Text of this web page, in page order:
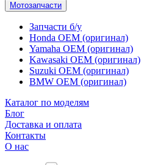
Мотозапчасти
Запчасти б/у
Honda OEM (оригинал)
Yamaha OEM (оригинал)
Kawasaki OEM (оригинал)
Suzuki OEM (оригинал)
BMW OEM (оригинал)
Каталог по моделям
Блог
Доставка и оплата
Контакты
О нас